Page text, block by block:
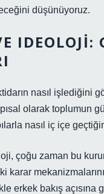
düşünüyoruz.
IDEOLOJI:
nasıl işlediğini
olarak toplumun
nasıl iç içe
çoğu zaman bu
karar
erkek bakış açısına